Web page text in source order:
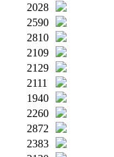
2028
2590
2810
2109
2129
2111
1940
2260
2872
2383